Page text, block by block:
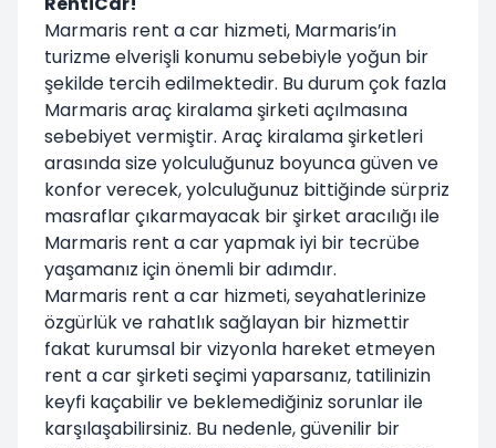
Marmaris rent a car hizmeti, Marmaris’in
turizme elverişli konumu sebebiyle yoğun bir
şekilde tercih edilmektedir. Bu durum çok fazla
Marmaris araç kiralama şirketi açılmasına
sebebiyet vermiştir. Araç kiralama şirketleri
arasında size yolculuğunuz boyunca güven ve
konfor verecek, yolculuğunuz bittiğinde sürpriz
masraflar çıkarmayacak bir şirket aracılığı ile
Marmaris rent a car yapmak iyi bir tecrübe
yaşamanız için önemli bir adımdır.
Marmaris rent a car hizmeti, seyahatlerinize
özgürlük ve rahatlık sağlayan bir hizmettir
fakat kurumsal bir vizyonla hareket etmeyen
rent a car şirketi seçimi yaparsanız, tatilinizin
keyfi kaçabilir ve beklemediğiniz sorunlar ile
karşılaşabilirsiniz. Bu nedenle, güvenilir bir